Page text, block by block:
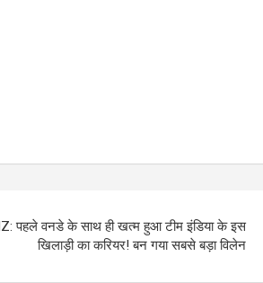
पहले वनडे के साथ ही खत्म हुआ टीम इंडिया के इस
खिलाड़ी का करियर! बन गया सबसे बड़ा विलेन